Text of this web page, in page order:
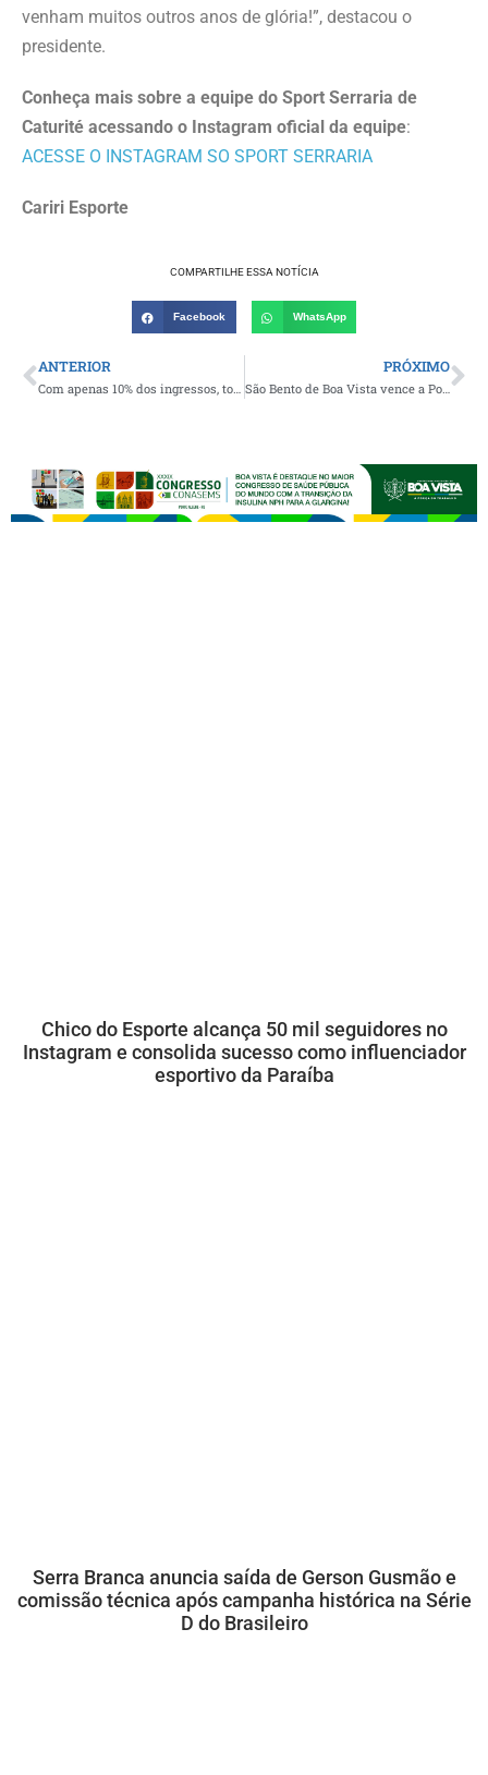
venham muitos outros anos de glória!”, destacou o
presidente.
Conheça mais sobre a equipe do Sport Serraria de
Caturité acessando o Instagram oficial da equipe:
ACESSE O INSTAGRAM SO SPORT SERRARIA
Cariri Esporte
COMPARTILHE ESSA NOTÍCIA
Facebook WhatsApp
ANTERIOR PRÓXIMO
São Bento de Boa Vista vence a Ponte Preta de Sumé e carimba vaga nas semifinais da Liga dos Astros de Futsal
Chico do Esporte alcança 50 mil seguidores no
Instagram e consolida sucesso como influenciador
esportivo da Paraíba
Serra Branca anuncia saída de Gerson Gusmão e
comissão técnica após campanha histórica na Série
D do Brasileiro